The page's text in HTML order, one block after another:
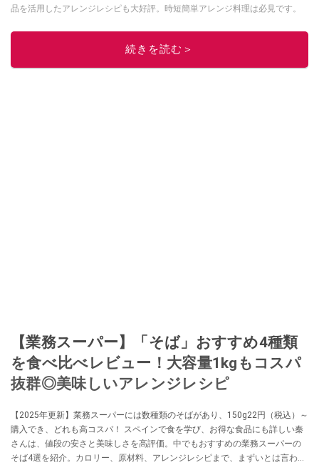
品を活用したアレンジレシピも大好評。時短簡単アレンジ料理は必見です。
このイチオシストの他の記事を読む
続きを読む＞
【業務スーパー】「そば」おすすめ4種類
を食べ比べレビュー！大容量1kgもコスパ
抜群◎美味しいアレンジレシピ
【2025年更新】業務スーパーには数種類のそばがあり、150g22円（税込）～
購入でき、どれも高コスパ！ スペインで食を学び、お得な食品にも詳しい秦
さんは、値段の安さと美味しさを高評価。中でもおすすめの業務スーパーの
そば4選を紹介。カロリー、原材料、アレンジレシピまで、まずいとは言わせ